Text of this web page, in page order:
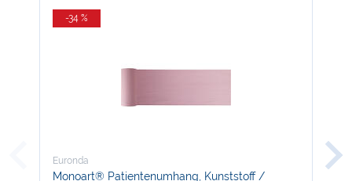
-34 %
Euronda
Monoart® Patientenumhang, Kunststoff /